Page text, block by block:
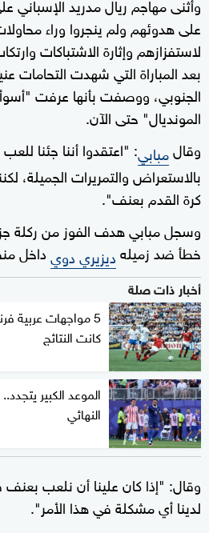
على هدوئهم ولم ينجروا وراء
لاستفزازهم وإثارة الاشتباكات
بعد المباراة التي شهدت التحامات
الجنوبي، ووصفت بأنها عرفت
المونديال" حتى الآن.
وقالمبابي: "اعتقدوا أننا جئنا
بالاستعراض والتمريرات الجميلة،
كرة القدم بعنف".
خطأ ضد زميلهديزيري دويداخل
أخبار ذات صلة
5 مواجهات عربية
كانت النتائج
الموعد الكبير
النهائي
وقال: "إذا كان علينا أن نلعب
لدينا أي مشكلة في هذا الأمر".